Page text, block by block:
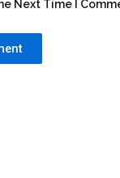
Next Time I